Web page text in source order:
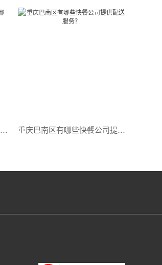
重庆渝北区会议盒饭配送服务有哪些？ 重庆巴南区有哪些快餐公司提供配送服务？